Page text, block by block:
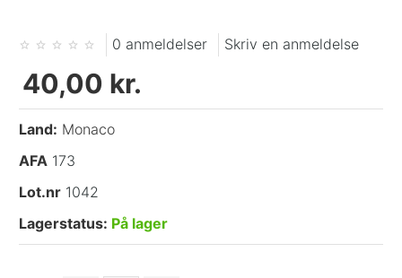
0 anmeldelser Skriv en anmeldelse
40,00 kr.
Land: Monaco
AFA 173
Lot.nr 1042
Lagerstatus: På lager